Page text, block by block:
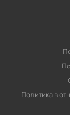
Политика в